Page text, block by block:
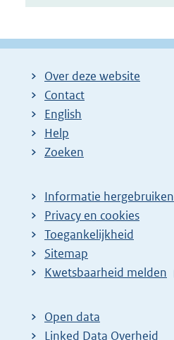
Over deze website
Contact
English
Help
Zoeken
Informatie hergebruiken
Privacy en cookies
Toegankelijkheid
Sitemap
E
t
e
Kwetsbaarheid melden
Open data
Linked Data Overheid